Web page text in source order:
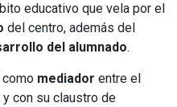
educativo que vela por el
del centro, además del
del alumnado.
como mediador entre el
con su claustro de